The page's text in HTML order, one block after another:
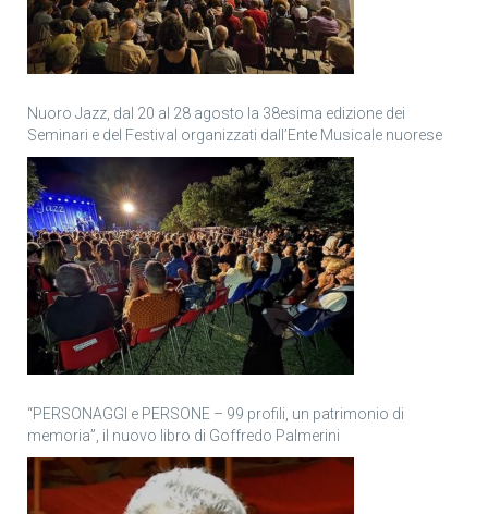
Nuoro Jazz, dal 20 al 28 agosto la 38esima edizione dei
Seminari e del Festival organizzati dall’Ente Musicale nuorese
“PERSONAGGI e PERSONE – 99 profili, un patrimonio di
memoria”, il nuovo libro di Goffredo Palmerini